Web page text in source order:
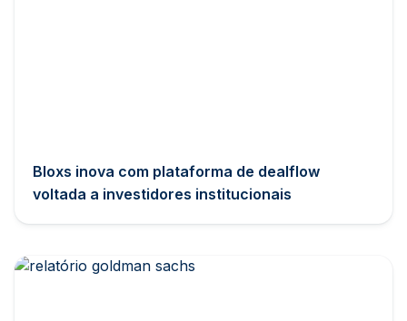
Bloxs inova com plataforma de dealflow
voltada a investidores institucionais